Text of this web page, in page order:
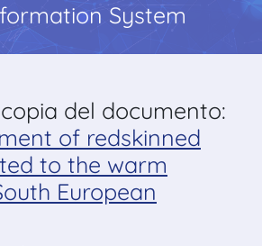
System
del documento:
of redskinned
to the warm
European